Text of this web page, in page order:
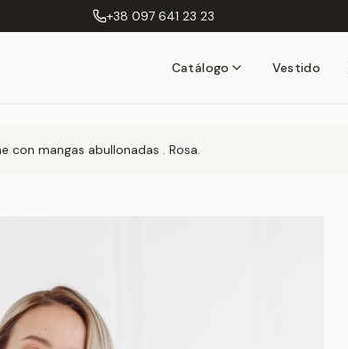
+38 097 641 23 23
Catálogo Vestido
con mangas abullonadas . Rosa.